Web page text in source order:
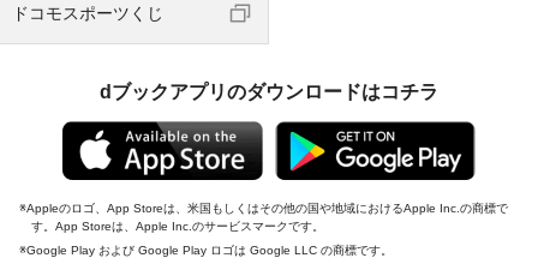
ドコモスポーツくじ
dブックアプリのダウンロードはコチラ
Appleのロゴ、App Storeは、米国もしくはその他の国や地域におけるApple Inc.の商標で
す。App Storeは、Apple Inc.のサービスマークです。
Google Play および Google Play ロゴは Google LLC の商標です。